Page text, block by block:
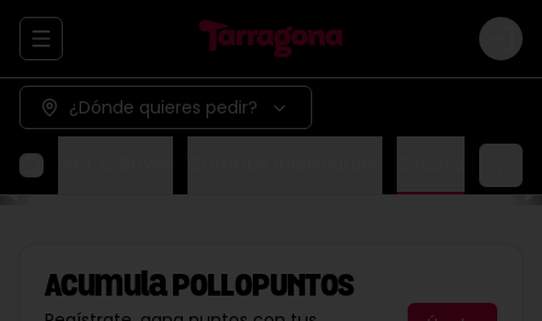
Abrir menu de navegación Login
¿Dónde quieres pedir?
Basket & Bowls
AcumulaPOLLOPUNTOS